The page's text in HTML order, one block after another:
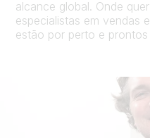
alcance global. Onde
especialistas em vendas
estão por perto e prontos